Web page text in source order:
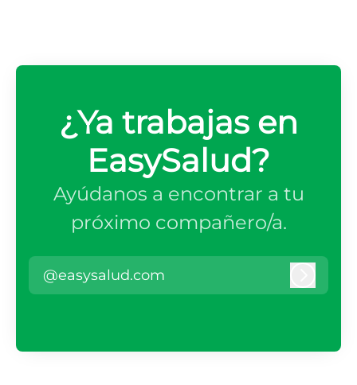
¿Ya trabajas en
EasySalud?
Ayúdanos a encontrar a tu
próximo compañero/a.
@easysalud.com